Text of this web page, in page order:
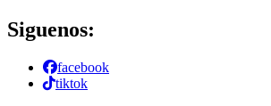
Siguenos:
facebook
tiktok